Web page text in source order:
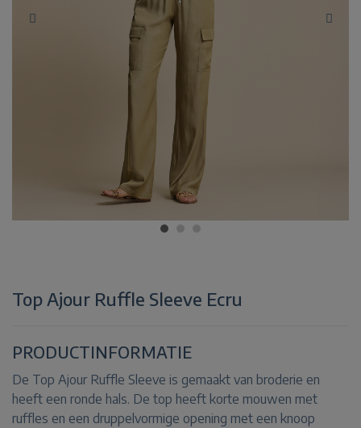
Top Ajour Ruffle Sleeve Ecru
PRODUCTINFORMATIE
De Top Ajour Ruffle Sleeve is gemaakt van broderie en
heeft een ronde hals. De top heeft korte mouwen met
ruffles en een druppelvormige opening met een knoop